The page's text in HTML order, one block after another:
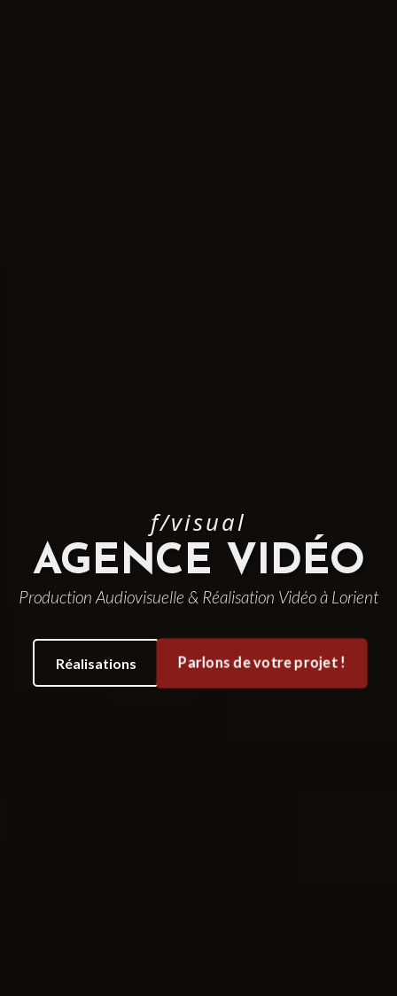
f/visual
AGENCE VIDÉO
Production Audiovisuelle & Réalisation Vidéo à Lorient
Réalisations Parlons de votre projet !